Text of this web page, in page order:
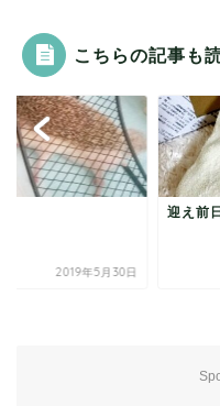
こちらの記事も
2019年5月30日
迎え前日